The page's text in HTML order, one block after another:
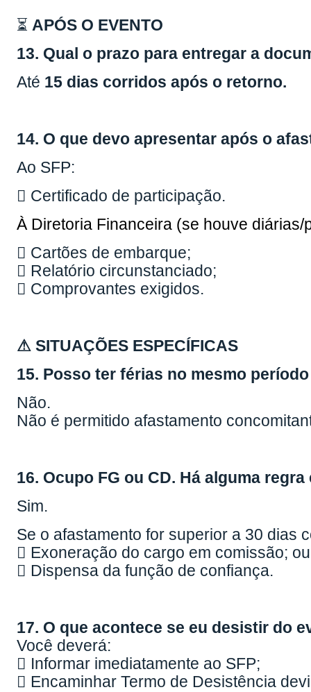
⏳APÓS O EVENTO
13. Qual o prazo para entregar a
Até 15 dias corridos após o retorno.
14. O que devo apresentar após o
Ao SFP:
 Certificado de participação.
À Diretoria Financeira (se houve diárias/
 Cartões de embarque;
 Relatório circunstanciado;
 Comprovantes exigidos.
⚠ SITUAÇÕES ESPECÍFICAS
15. Posso ter férias no mesmo
Não.
Não é permitido afastamento
16. Ocupo FG ou CD. Há alguma
Sim.
Se o afastamento for superior a 30 dias
 Exoneração do cargo em comissão; ou
 Dispensa da função de confiança.
17. O que acontece se eu desistir do
Você deverá:
 Informar imediatamente ao SFP;
 Encaminhar Termo de Desistência